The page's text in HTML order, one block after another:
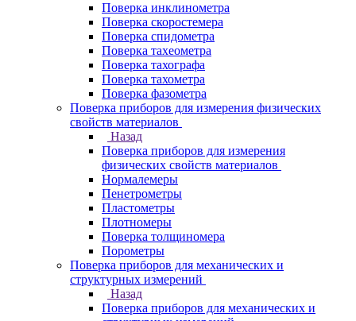
Поверка инклинометра
Поверка скоростемера
Поверка спидометра
Поверка тахеометра
Поверка тахографа
Поверка тахометра
Поверка фазометра
Поверка приборов для измерения физических
свойств материалов
Назад
Поверка приборов для измерения
физических свойств материалов
Нормалемеры
Пенетрометры
Пластометры
Плотномеры
Поверка толщиномера
Порометры
Поверка приборов для механических и
структурных измерений
Назад
Поверка приборов для механических и